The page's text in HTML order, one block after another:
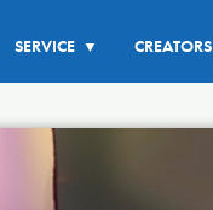
SERVICE ▼ CREATORS